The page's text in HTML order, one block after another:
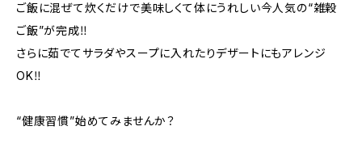
ご飯に混ぜて炊くだけで美味しくて体にうれしい今人気の“雑穀
ご飯”が完成‼︎
さらに茹でてサラダやスープに入れたりデザートにもアレンジ
OK‼︎
“健康習慣”始めてみませんか？